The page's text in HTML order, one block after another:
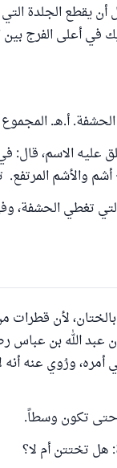
أن يقطع الجلدة
في أعلى الفرج
أ.هـ. المجموع (1 /
عليه الاسم، قال:
المرتفع. تحفة
تغطي الحشفة،
بالختان، لأن
عبد الله بن عباس
ورُوي عنه أنه
حتى تكون وسطاً.
هل تختتن أم لا؟